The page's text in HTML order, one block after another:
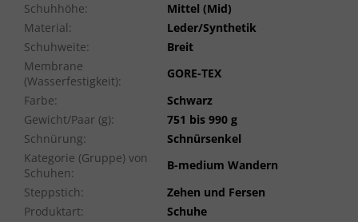
Schuhhöhe:
Mittel (Mid)
Material:
Leder/Synthetik
Schuhweite:
Breit
Membrane
(Wasserfestigkeit):
GORE-TEX
Farbe:
Schwarz
Gewicht/Paar (g):
751 bis 990 g
Schnürung:
Schnürsenkel
Kategorie (Gruppe) von
Schuhen:
B-medium Wandern
Steppstich:
Zehen und Fersen
Produktart:
Schuhe